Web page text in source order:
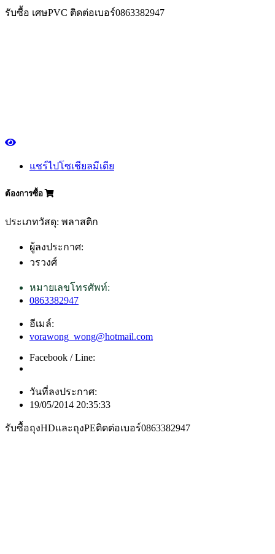
รับซื้อ เศษPVC ติดต่อเบอร์0863382947
แชร์ไปโซเชียลมีเดีย
ต้องการซื้อ
ประเภทวัสดุ: พลาสติก
ผู้ลงประกาศ:
วรวงศ์
หมายเลขโทรศัพท์:
0863382947
อีเมล์:
vorawong_wong@hotmail.com
Facebook / Line:
วันที่ลงประกาศ:
19/05/2014 20:35:33
รับซื้อถุงHDและถุงPEติดต่อเบอร์0863382947